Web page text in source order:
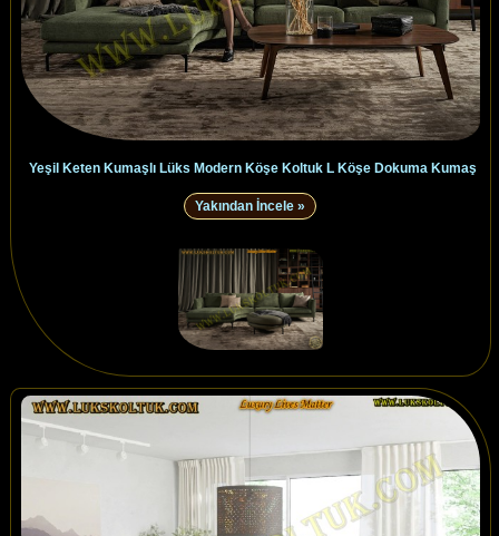
Yeşil Keten Kumaşlı Lüks Modern Köşe Koltuk L Köşe Dokuma Kumaş
Yakından İncele »